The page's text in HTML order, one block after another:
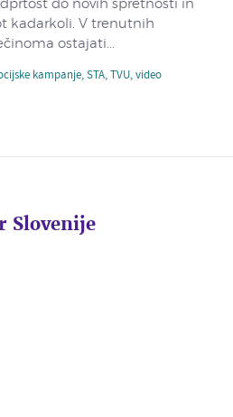
do novih spretnosti in
kadarkoli. V trenutnih
ostajati...
kampanje,STA,TVU,video
Slovenije